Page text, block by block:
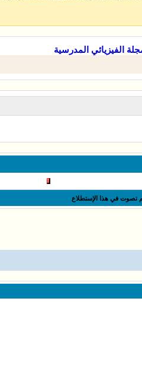
الفيزيائي المدرسية
تصوت في هذا الإستطلاع